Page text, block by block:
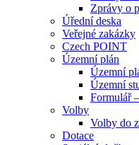
Zprávy o
Úřední deska
Veřejné zakázky
Czech POINT
Územní plán
Územní
Územní
Formulář
Volby
Volby do
Dotace